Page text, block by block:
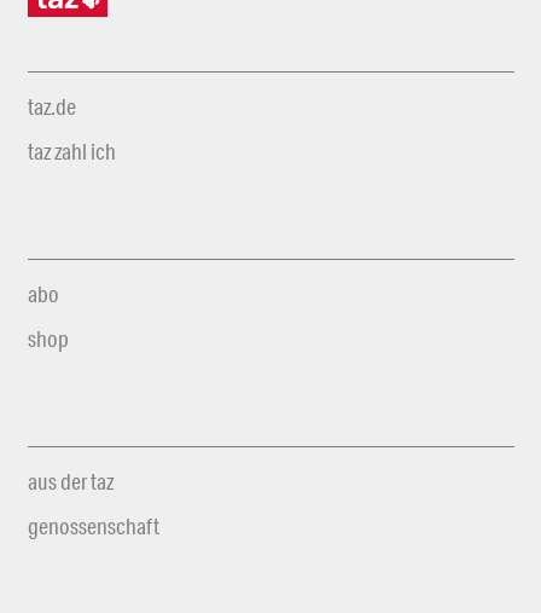
taz.de
taz zahl ich
abo
shop
aus der taz
genossenschaft